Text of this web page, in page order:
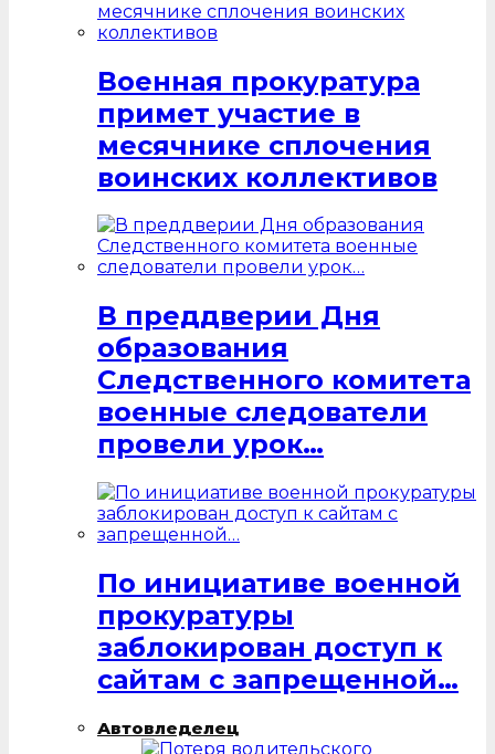
Военная прокуратура
примет участие в
месячнике сплочения
воинских коллективов
В преддверии Дня
образования
Следственного комитета
военные следователи
провели урок…
По инициативе военной
прокуратуры
заблокирован доступ к
сайтам с запрещенной…
Автовледелец